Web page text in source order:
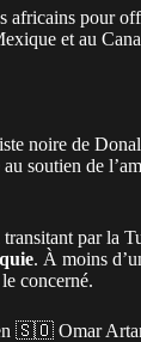
africains pour
et au
noire de
soutien de
par la
. À moins
concerné.
🇸🇴 Omar